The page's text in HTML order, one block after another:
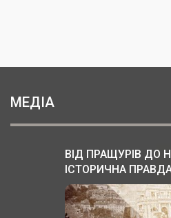
МЕДІА
ВІД ПРАЩУРІВ ДО
ІСТОРИЧНА